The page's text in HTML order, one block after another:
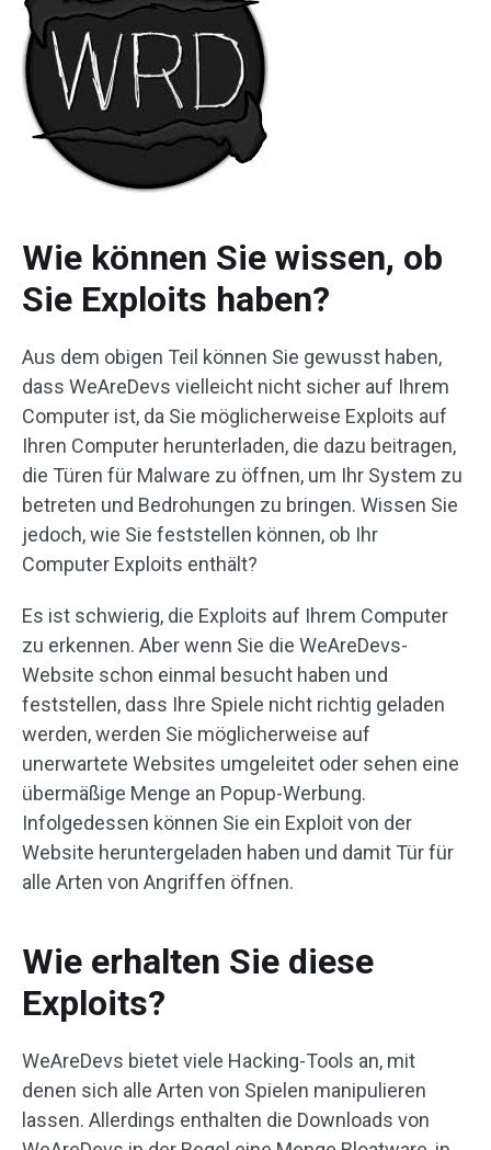
Wie können Sie wissen, ob
Sie Exploits haben?
Aus dem obigen Teil können Sie gewusst haben,
dass WeAreDevs vielleicht nicht sicher auf Ihrem
Computer ist, da Sie möglicherweise Exploits auf
Ihren Computer herunterladen, die dazu beitragen,
die Türen für Malware zu öffnen, um Ihr System zu
betreten und Bedrohungen zu bringen. Wissen Sie
jedoch, wie Sie feststellen können, ob Ihr
Computer Exploits enthält?
Es ist schwierig, die Exploits auf Ihrem Computer
zu erkennen. Aber wenn Sie die WeAreDevs-
Website schon einmal besucht haben und
feststellen, dass Ihre Spiele nicht richtig geladen
werden, werden Sie möglicherweise auf
unerwartete Websites umgeleitet oder sehen eine
übermäßige Menge an Popup-Werbung.
Infolgedessen können Sie ein Exploit von der
Website heruntergeladen haben und damit Tür für
alle Arten von Angriffen öffnen.
Wie erhalten Sie diese
Exploits?
WeAreDevs bietet viele Hacking-Tools an, mit
denen sich alle Arten von Spielen manipulieren
lassen. Allerdings enthalten die Downloads von